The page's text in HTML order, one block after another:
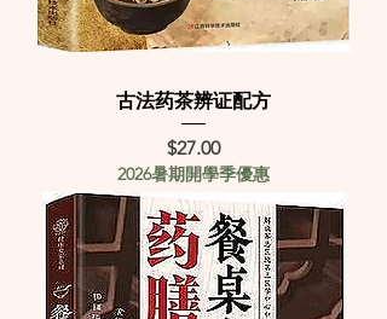
古法药茶辨证配方
Price
$27.00
2026暑期開學季優惠